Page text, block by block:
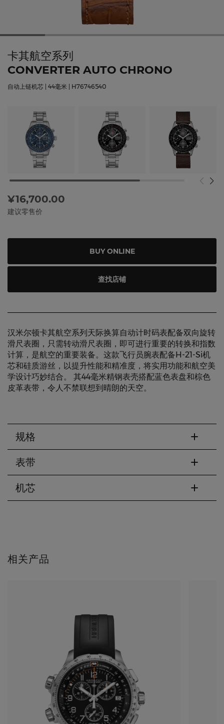
卡其航空系列
CONVERTER AUTO CHRONO
自动上链机芯 | 44毫米 | H76746540
¥16,700.00
建议零售价
BUY ONLINE
查找店铺
汉米尔顿卡其航空系列天际换算自动计时码表配备双向旋转
滑尺表圈，只需转动滑尺表圈，即可进行重要的转换和指数
计算，是航空的重要装备。这款飞行员腕表配备H-21-Si机
芯和硅质游丝，以提升性能和精准度，将实用功能和航空美
学设计巧妙结合。 其44毫米精钢表壳搭配蓝色表盘和棕色
皮革表带，令人不禁联想到晴朗的天空。
规格
表带
机芯
相关产品